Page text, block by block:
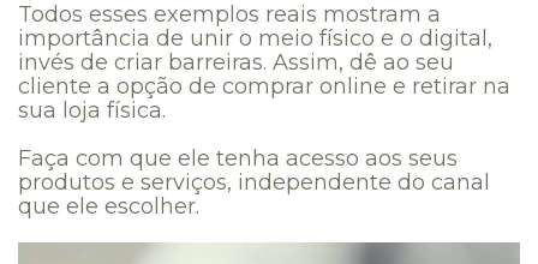
Todos esses exemplos reais mostram a
importância de unir o meio físico e o digital,
invés de criar barreiras. Assim, dê ao seu
cliente a opção de comprar online e retirar na
sua loja física.
Faça com que ele tenha acesso aos seus
produtos e serviços, independente do canal
que ele escolher.